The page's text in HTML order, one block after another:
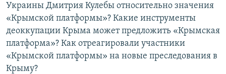
Украины Дмитрия Кулебы относительно значения
«Крымской платформы»? Какие инструменты
деоккупации Крыма может предложить «Крымская
платформа»? Как отреагировали участники
«Крымской платформы» на новые преследования в
Крыму?